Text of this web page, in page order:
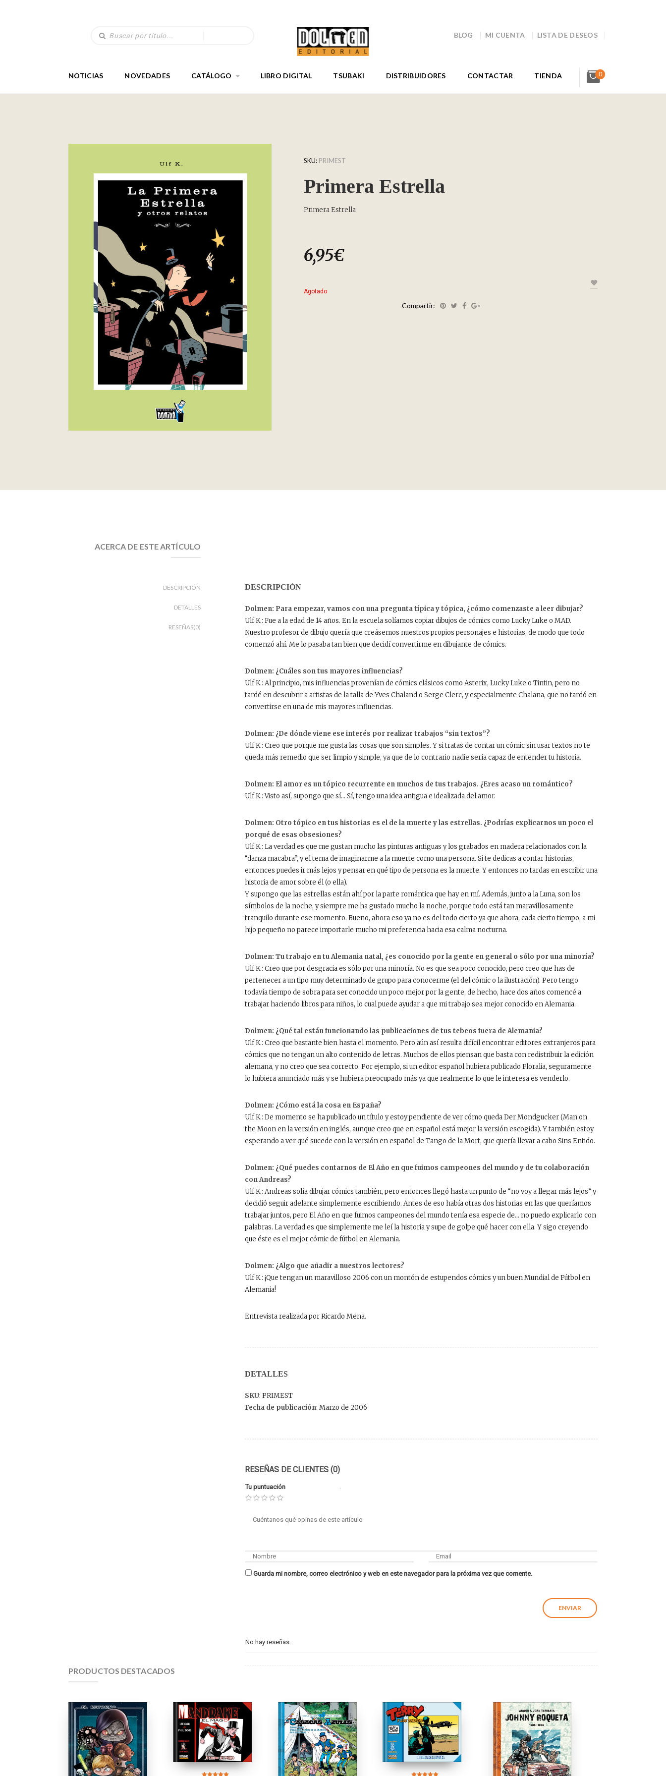
BLOG MI CUENTA LISTA DE DESEOS
NOTICIAS NOVEDADES CATÁLOGO LIBRO DIGITAL TSUBAKI DISTRIBUIDORES CONTACTAR TIENDA 0
SKU: PRIMEST
Primera Estrella
Primera Estrella
6,95€
Agotado
Compartir:
ACERCA DE ESTE ARTÍCULO
DESCRIPCIÓN
DETALLES
RESEÑAS(0)
DESCRIPCIÓN
Dolmen: Para empezar, vamos con una pregunta típica y tópica, ¿cómo comenzaste a leer dibujar?
Ulf K.: Fue a la edad de 14 años. En la escuela solíamos copiar dibujos de cómics como Lucky Luke o MAD.
Nuestro profesor de dibujo quería que creásemos nuestros propios personajes e historias, de modo que todo
comenzó ahí. Me lo pasaba tan bien que decidí convertirme en dibujante de cómics.
Dolmen: ¿Cuáles son tus mayores influencias?
Ulf K.: Al principio, mis influencias provenían de cómics clásicos como Asterix, Lucky Luke o Tintin, pero no
tardé en descubrir a artistas de la talla de Yves Chaland o Serge Clerc, y especialmente Chalana, que no tardó en
convertirse en una de mis mayores influencias.
Dolmen: ¿De dónde viene ese interés por realizar trabajos “sin textos”?
Ulf K.: Creo que porque me gusta las cosas que son simples. Y si tratas de contar un cómic sin usar textos no te
queda más remedio que ser limpio y simple, ya que de lo contrario nadie sería capaz de entender tu historia.
Dolmen: El amor es un tópico recurrente en muchos de tus trabajos. ¿Eres acaso un romántico?
Ulf K.: Visto así, supongo que sí… Sí, tengo una idea antigua e idealizada del amor.
Dolmen: Otro tópico en tus historias es el de la muerte y las estrellas. ¿Podrías explicarnos un poco el
porqué de esas obsesiones?
Ulf K.: La verdad es que me gustan mucho las pinturas antiguas y los grabados en madera relacionados con la
“danza macabra”, y el tema de imaginarme a la muerte como una persona. Si te dedicas a contar historias,
entonces puedes ir más lejos y pensar en qué tipo de persona es la muerte. Y entonces no tardas en escribir una
historia de amor sobre él (o ella).
Y supongo que las estrellas están ahí por la parte romántica que hay en mí. Además, junto a la Luna, son los
símbolos de la noche, y siempre me ha gustado mucho la noche, porque todo está tan maravillosamente
tranquilo durante ese momento. Bueno, ahora eso ya no es del todo cierto ya que ahora, cada cierto tiempo, a mi
hijo pequeño no parece importarle mucho mi preferencia hacia esa calma nocturna.
Dolmen: Tu trabajo en tu Alemania natal, ¿es conocido por la gente en general o sólo por una minoría?
Ulf K.: Creo que por desgracia es sólo por una minoría. No es que sea poco conocido, pero creo que has de
pertenecer a un tipo muy determinado de grupo para conocerme (el del cómic o la ilustración). Pero tengo
todavía tiempo de sobra para ser conocido un poco mejor por la gente, de hecho, hace dos años comencé a
trabajar haciendo libros para niños, lo cual puede ayudar a que mi trabajo sea mejor conocido en Alemania.
Dolmen: ¿Qué tal están funcionando las publicaciones de tus tebeos fuera de Alemania?
Ulf K.: Creo que bastante bien hasta el momento. Pero aún así resulta difícil encontrar editores extranjeros para
cómics que no tengan un alto contenido de letras. Muchos de ellos piensan que basta con redistribuir la edición
alemana, y no creo que sea correcto. Por ejemplo, si un editor español hubiera publicado Floralia, seguramente
lo hubiera anunciado más y se hubiera preocupado más ya que realmente lo que le interesa es venderlo.
Dolmen: ¿Cómo está la cosa en España?
Ulf K.: De momento se ha publicado un título y estoy pendiente de ver cómo queda Der Mondgucker (Man on
the Moon en la versión en inglés, aunque creo que en español está mejor la versión escogida). Y también estoy
esperando a ver qué sucede con la versión en español de Tango de la Mort, que quería llevar a cabo Sins Entido.
Dolmen: ¿Qué puedes contarnos de El Año en que fuimos campeones del mundo y de tu colaboración
con Andreas?
Ulf K.: Andreas solía dibujar cómics también, pero entonces llegó hasta un punto de “no voy a llegar más lejos” y
decidió seguir adelante simplemente escribiendo. Antes de eso había otras dos historias en las que queríamos
trabajar juntos, pero El Año en que fuimos campeones del mundo tenía esa especie de… no puedo explicarlo con
palabras. La verdad es que simplemente me leí la historia y supe de golpe qué hacer con ella. Y sigo creyendo
que éste es el mejor cómic de fútbol en Alemania.
Dolmen: ¿Algo que añadir a nuestros lectores?
Ulf K.: ¡Que tengan un maravilloso 2006 con un montón de estupendos cómics y un buen Mundial de Fútbol en
Alemania!
Entrevista realizada por Ricardo Mena.
DETALLES
SKU: PRIMEST
Fecha de publicación: Marzo de 2006
RESEÑAS DE CLIENTES (0)
Tu puntuación
Guarda mi nombre, correo electrónico y web en este navegador para la próxima vez que comente.
No hay reseñas.
PRODUCTOS DESTACADOS